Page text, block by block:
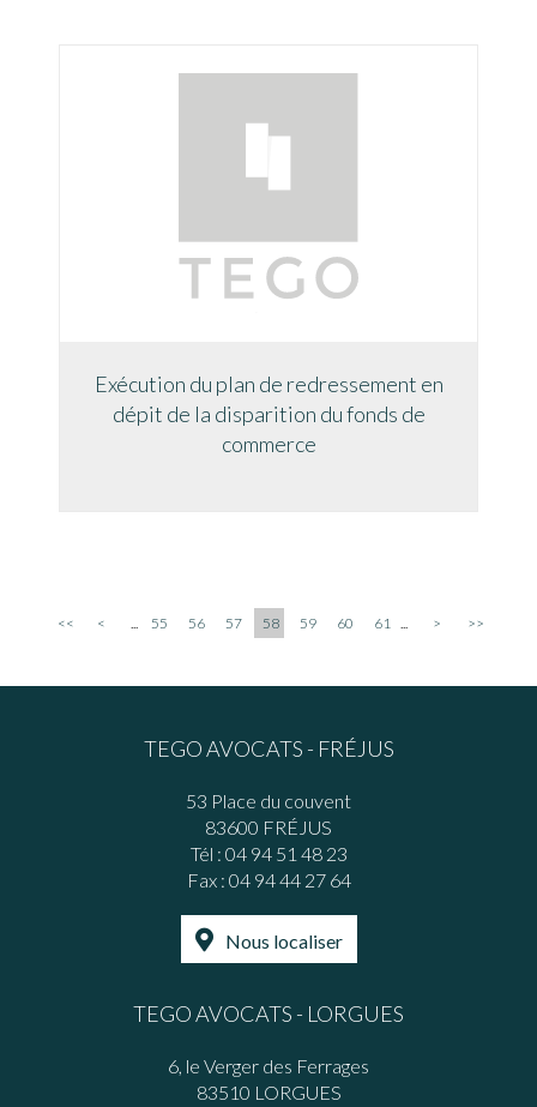
Exécution du plan de redressement en
dépit de la disparition du fonds de
commerce
<< < 55 56 57 58 59 60 61 > >>
TEGO AVOCATS - FRÉJUS
53 Place du couvent
83600 FRÉJUS
Tél : 04 94 51 48 23
Fax : 04 94 44 27 64
Nous localiser
TEGO AVOCATS - LORGUES
6, le Verger des Ferrages
83510 LORGUES